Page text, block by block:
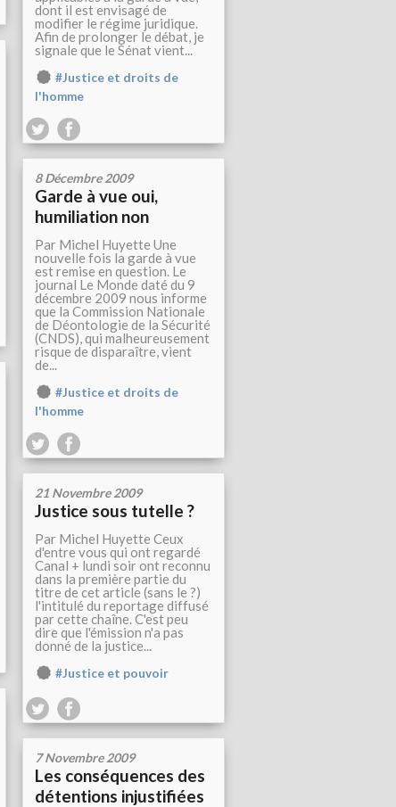
dont il est envisagé de
modifier le régime juridique.
Afin de prolonger le débat, je
signale que le Sénat vient...
#Justice et droits de
l'homme
8 Décembre 2009
Garde à vue oui,
humiliation non
Par Michel Huyette Une
nouvelle fois la garde à vue
est remise en question. Le
journal Le Monde daté du 9
décembre 2009 nous informe
que la Commission Nationale
de Déontologie de la Sécurité
(CNDS), qui malheureusement
risque de disparaître, vient
de...
#Justice et droits de
l'homme
21 Novembre 2009
Justice sous tutelle ?
Par Michel Huyette Ceux
d'entre vous qui ont regardé
Canal + lundi soir ont reconnu
dans la première partie du
titre de cet article (sans le ?)
l'intitulé du reportage diffusé
par cette chaîne. C'est peu
dire que l'émission n'a pas
donné de la justice...
#Justice et pouvoir
7 Novembre 2009
Les conséquences des
détentions injustifiées